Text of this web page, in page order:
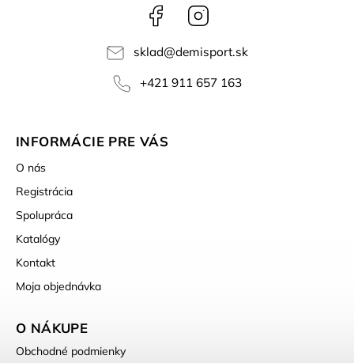
Facebook
sklad@demisport.sk
+421 911 657 163
INFORMÁCIE PRE VÁS
O nás
Registrácia
Spolupráca
Katalógy
Kontakt
Moja objednávka
O NÁKUPE
Obchodné podmienky